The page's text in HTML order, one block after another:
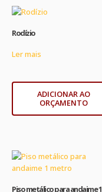
Rodízio
Ler mais
ADICIONAR AO
ORÇAMENTO
Piso metálico para andaime 1